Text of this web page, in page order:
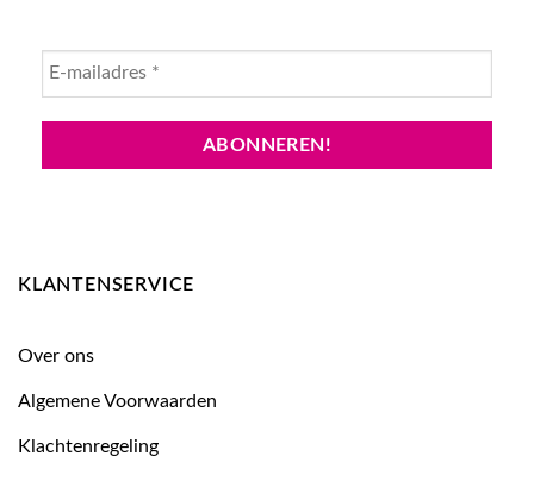
KLANTENSERVICE
Over ons
Algemene Voorwaarden
Klachtenregeling